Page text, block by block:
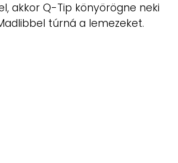
akkor Q-Tip könyörögne neki
túrná a lemezeket.